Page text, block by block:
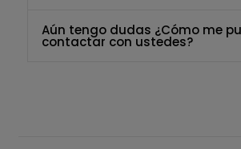
Aún tengo dudas ¿Cómo me
contactar con ustedes?